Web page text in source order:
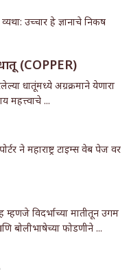
उच्चार हे ज्ञानाचे निकष
(COPPER)
धातूंमध्ये अग्रक्रमाने येणारा
महत्त्वाचे ...
ने महाराष्ट्र टाइम्स वेब पेज वर
विदर्भाच्या मातीतून उगम
बोलीभाषेच्या फोडणीने ...